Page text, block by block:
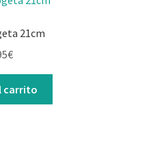
21cm
€
carrito